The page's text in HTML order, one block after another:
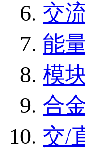
交
能
模
合
交/